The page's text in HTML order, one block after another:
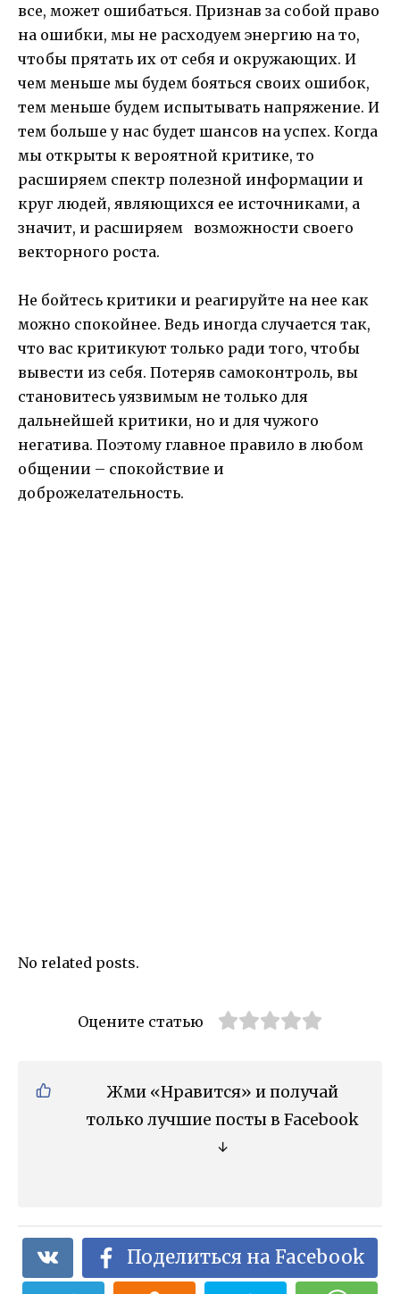
все, может ошибаться. Признав за собой право
на ошибки, мы не расходуем энергию на то,
чтобы прятать их от себя и окружающих. И
чем меньше мы будем бояться своих ошибок,
тем меньше будем испытывать напряжение. И
тем больше у нас будет шансов на успех. Когда
мы открыты к вероятной критике, то
расширяем спектр полезной информации и
круг людей, являющихся ее источниками, а
значит, и расширяем возможности своего
векторного роста.
Не бойтесь критики и реагируйте на нее как
можно спокойнее. Ведь иногда случается так,
что вас критикуют только ради того, чтобы
вывести из себя. Потеряв самоконтроль, вы
становитесь уязвимым не только для
дальнейшей критики, но и для чужого
негатива. Поэтому главное правило в любом
общении – спокойствие и
доброжелательность.
No related posts.
Оцените статью
Жми «Нравится» и получай
только лучшие посты в Facebook
↓
Поделиться на Facebook